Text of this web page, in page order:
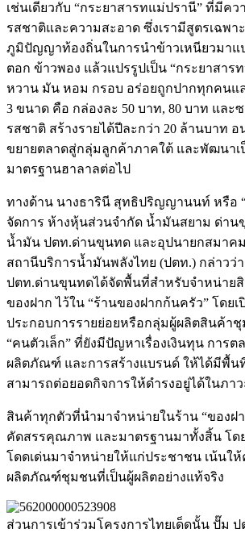
เช่นเดียวกับ “กระยาสารทแม่ปรานี” ที่มีคว
รสชาติและความสะอาด ซึ่งเรามีสูตรเฉพา
ภูมิปัญญาท้องถิ่นในการนำข้าวเหนียวมาแ
ตอก ข้าวพอง แล้วแปรรูปเป็น “กระยาสาร
หวาน มัน หอม กรอบ อร่อยถูกปากทุกคนแ
3 ขนาด คือ กล่องละ 50 บาท, 80 บาท และ
รสชาติ สร้างรายได้ปีละกว่า 20 ล้านบาท
ขยายตลาดสู่กลุ่มลูกค้าภาคใต้ และพัฒนาเ
มาตรฐานฮาลาลต่อไป
ทางด้าน นางธารินี สุทธิปริญญานนท์ หรือ
จัดการ ห้างหุ้นส่วนจำกัด น้ำมันสยาม ด่าน
น้ำมัน ปตท.ด่านขุนทด และอุปนายกสมาค
สถานีบริการน้ำมันพลังไทย (ปตท.) กล่าวว่
ปตท.ด่านขุนทดได้จัดพื้นที่สำหรับจำหน่าย
ของฝาก ไว้ใน “ร้านของฝากก้นครัว” โดย
ประกอบการรายย่อยหรือกลุ่มผู้ผลิตสินค้าชุ
“คนตัวเล็ก” ที่ยังมีปัญหาเรื่องเงินทุน การ
ผลิตภัณฑ์ และการสร้างแบรนด์ ให้ได้มีพื้น
สามารถต่อยอดกิจการให้ดำรงอยู่ได้ในภา
สินค้าทุกตัวที่นำมาจำหน่ายในร้าน “ของฝ
คัดสรรคุณภาพ และมาตรฐานมาทั้งสิ้น โ
โดดเด่นมาจำหน่ายให้แก่ประชาชน เน้นใ
ผลิตภัณฑ์ชุมชนที่เป็นผู้ผลิตอย่างแท้จริง
ส่วนการเข้าร่วมโครงการไทยเด็ดนั้น ปั๊ม